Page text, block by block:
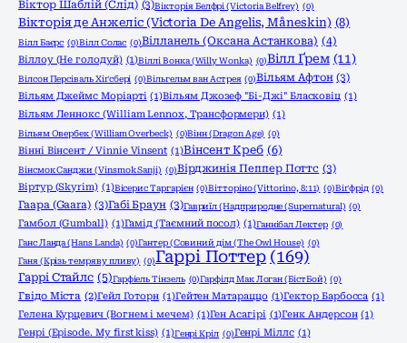
Віктор Шаблій (Слід) (3)Вікторія Белфрі (Victoria Belfrey) (0)
Вікторія де Анжеліс (Victoria De Angelis, Måneskin) (8)
Вілл Баєрс (0)Вілл Солас (0)Вілланель (Оксана Астанкова) (4)
Віллоу (Не голодуй) (1)Віллі Вонка (Willy Wonka) (0)Вілл Ґрем (11)
Вілсон Персіваль Хіґсбері (0)Вільгельм ван Астрея (0)Вільям Афтон (3)
Вільям Джеймс Моріарті (1)Вільям Джозеф "Бі-Джі" Бласковіц (1)
Вільям Леннокс (William Lennox, Трансформери) (1)
Вільям Овербек (William Overbeck) (0)Вінн (Dragon Age) (0)
Вінні Вінсент / Vinnie Vinsent (1)Вінсент Креб (6)
Вінсмок Санджи (Vinsmok Sanji) (0)Вірджинія Пеппер Поттс (3)
Віртур (Skyrim) (1)Вісерис Таргарієн (0)Вітторіно (Vittorino, 8:11) (0)Віґфрід (0)
Гаара (Gaara) (3)Габі Браун (3)Гавриїл (Надприродне (Supernatural) (0)
Гамбол (Gumball) (1)Гамід (Таємний посол) (1)Ганнібал Лектер (0)
Ганс Ланда (Hans Landa) (0)Гантер (Совиний дім (The Owl House) (0)
Ганя (Крізь темряву пливу) (0)Гаррі Поттер (169)
Гаррі Стайлс (5)Гарфіель Тінзель (0)Гарфілд Мак Логан (БістБой) (0)
Гвідо Міста (2)Гейл Готорн (1)Гейтен Матараццо (1)Гектор Барбосса (1)
Гелена Курцевич (Вогнем і мечем) (1)Ген Асагірі (1)Генк Андерсон (1)
Генрі (Episode. My first kiss) (1)Генрі Кріл (0)Генрі Міллс (1)